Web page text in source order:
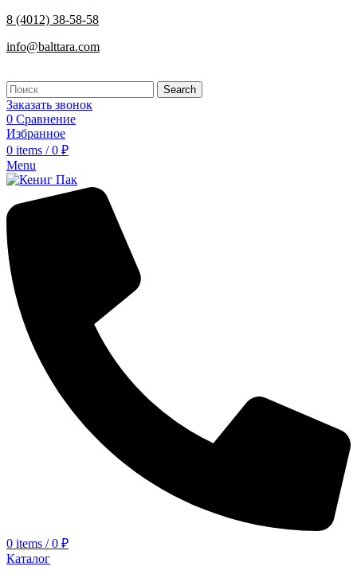
8 (4012) 38-58-58
info@balttara.com
Search
Заказать звонок
0 Сравнение
Избранное
0 items / 0 ₽
Menu
0 items / 0 ₽
Каталог